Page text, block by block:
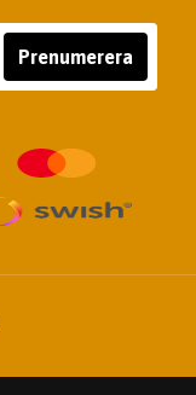
Prenumerera